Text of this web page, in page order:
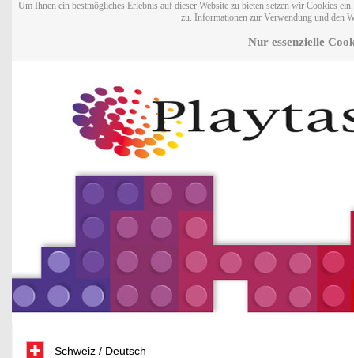
Um Ihnen ein bestmögliches Erlebnis auf dieser Website zu bieten setzen wir Cookies
zu. Informationen zur Verwendung und den
Nur essenzielle
Schweiz / Deutsch